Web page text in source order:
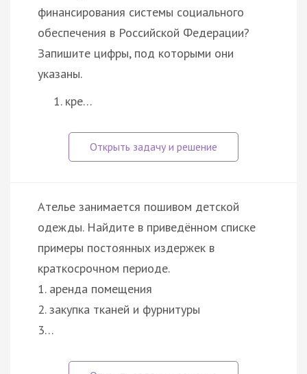
финансирования системы социального
обеспечения в Российской Федерации?
Запишите цифры, под которыми они
указаны.
кре…
Ателье занимается пошивом детской
одежды. Найдите в приведённом списке
примеры постоянных издержек в
краткосрочном периоде.
1. аренда помещения
2. закупка тканей и фурнитуры
3…